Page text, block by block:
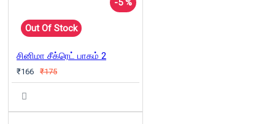
-5 %
Out Of Stock
சினிமா சீக்ரெட் பாகம் 2
₹166 ₹175